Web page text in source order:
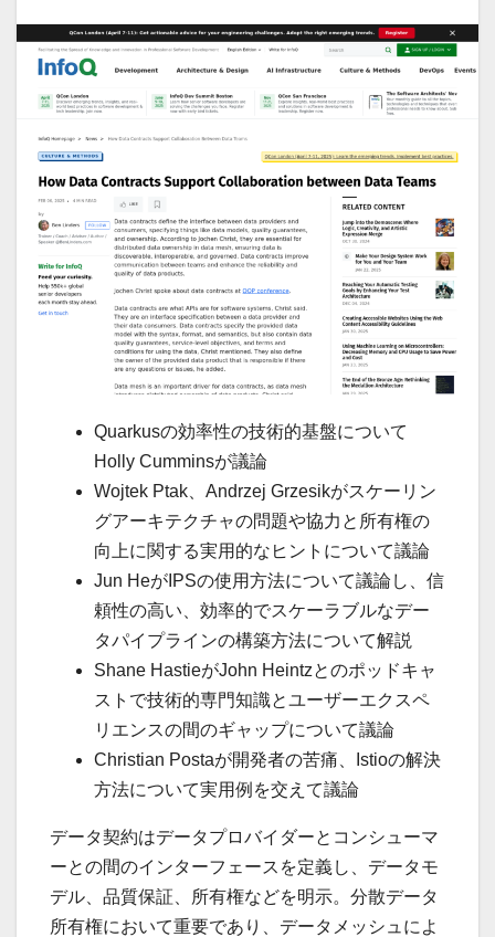
Quarkusの効率性の技術的基盤について
Holly Cumminsが議論
Wojtek Ptak、Andrzej Grzesikがスケーリン
グアーキテクチャの問題や協力と所有権の
向上に関する実用的なヒントについて議論
Jun HeがIPSの使用方法について議論し、信
頼性の高い、効率的でスケーラブルなデー
タパイプラインの構築方法について解説
Shane HastieがJohn Heintzとのポッドキャ
ストで技術的専門知識とユーザーエクスペ
リエンスの間のギャップについて議論
Christian Postaが開発者の苦痛、Istioの解決
方法について実用例を交えて議論
データ契約はデータプロバイダーとコンシューマ
ーとの間のインターフェースを定義し、データモ
デル、品質保証、所有権などを明示。分散データ
所有権において重要であり、データメッシュによ